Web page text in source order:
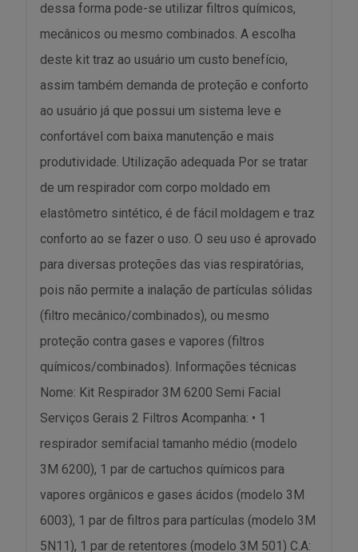
dessa forma pode-se utilizar filtros químicos,
mecânicos ou mesmo combinados. A escolha
deste kit traz ao usuário um custo benefício,
assim também demanda de proteção e conforto
ao usuário já que possui um sistema leve e
confortável com baixa manutenção e mais
produtividade. Utilização adequada Por se tratar
de um respirador com corpo moldado em
elastômetro sintético, é de fácil moldagem e traz
conforto ao se fazer o uso. O seu uso é aprovado
para diversas proteções das vias respiratórias,
pois não permite a inalação de partículas sólidas
(filtro mecânico/combinados), ou mesmo
proteção contra gases e vapores (filtros
químicos/combinados). Informações técnicas
Nome: Kit Respirador 3M 6200 Semi Facial
Serviços Gerais 2 Filtros Acompanha: • 1
respirador semifacial tamanho médio (modelo
3M 6200), 1 par de cartuchos químicos para
vapores orgânicos e gases ácidos (modelo 3M
6003), 1 par de filtros para partículas (modelo 3M
5N11), 1 par de retentores (modelo 3M 501) C.A: